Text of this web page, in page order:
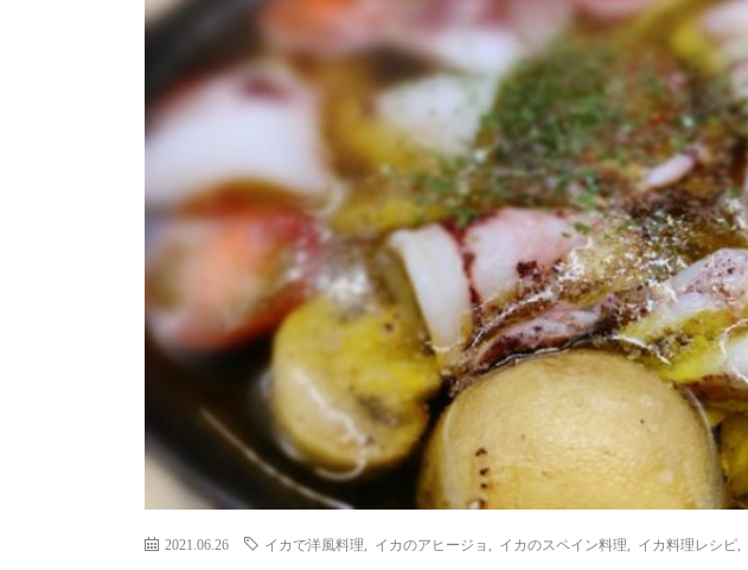
2021.06.26 イカで洋風料理 イカのアヒージョ イカのスペイン料理 イカ料理レシピ